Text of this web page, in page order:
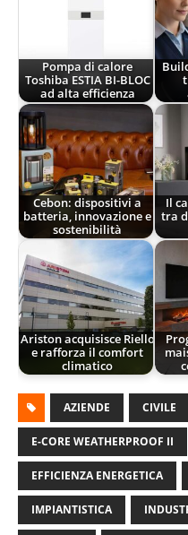
Pompa di calore
Toshiba ESTIA BI-BLOC
ad alta efficienza
Cebon: dispositivi a
batteria, innovazione e
sostenibilità
Il
tra
Ariston acquisisce Riello
e rafforza il comfort
climatico
AZIENDE CIVILE
E-CORE WEATHERPROOF II
EFFICIENZA ENERGETICA
IMPIANTISTICA